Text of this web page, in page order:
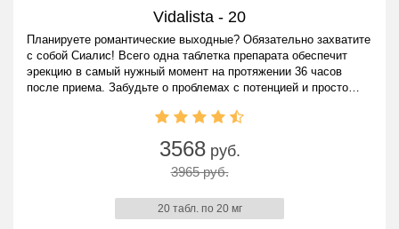
Vidalista - 20
Планируете романтические выходные? Обязательно захватите
с собой Сиалис! Всего одна таблетка препарата обеспечит
эрекцию в самый нужный момент на протяжении 36 часов
после приема. Забудьте о проблемах с потенцией и просто
3568руб.
3965 руб.
20 табл. по 20 мг